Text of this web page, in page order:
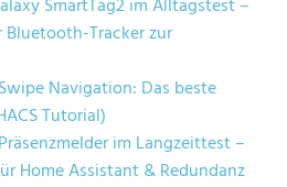
SmartTag2 im Alltagstest –
Tracker zur
Navigation: Das beste
Tutorial)
im Langzeittest –
Home Assistant & Redundanz